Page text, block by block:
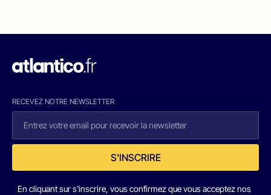
RECEVEZ NOTRE NEWSLETTER
S'INSCRIRE
En cliquant sur s'inscrire, vous confirmez que vous acceptez nos